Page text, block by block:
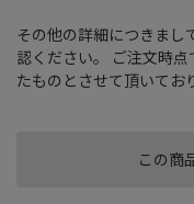
この商
その他の詳細につきまし
認ください。 ご注文時
たものとさせて頂いてお